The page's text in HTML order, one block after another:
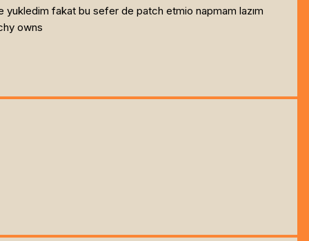
yukledim fakat bu sefer de patch etmio napmam lazım
owns